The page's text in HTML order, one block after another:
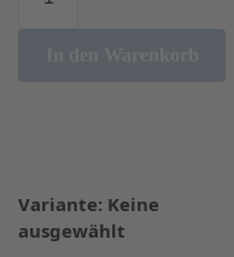
Variante: Keine
ausgewählt